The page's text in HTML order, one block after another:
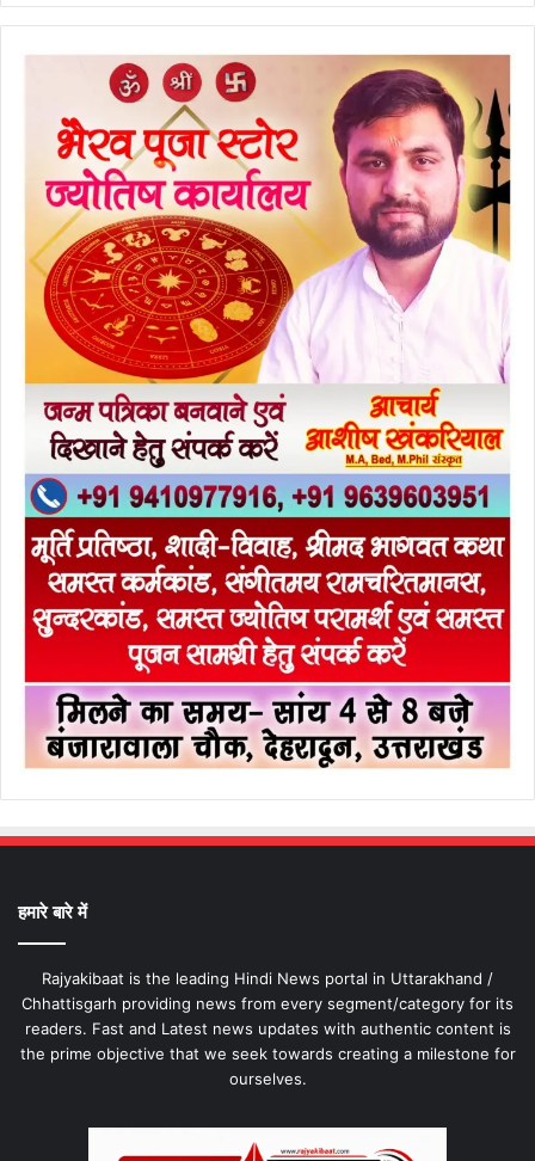
हमारे बारे में
Rajyakibaat is the leading Hindi News portal in Uttarakhand /
Chhattisgarh providing news from every segment/category for its
readers. Fast and Latest news updates with authentic content is
the prime objective that we seek towards creating a milestone for
ourselves.